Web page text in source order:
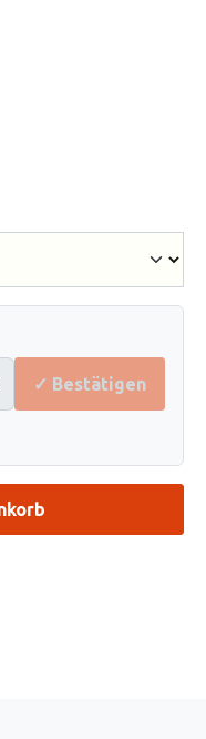
✓ Bestätigen
Wert